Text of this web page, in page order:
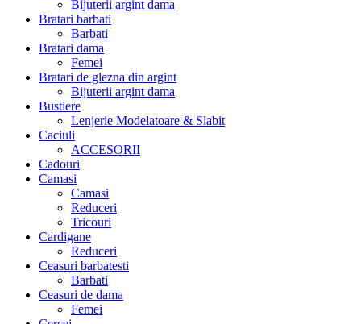
Bijuterii argint dama
Bratari barbati
Barbati
Bratari dama
Femei
Bratari de glezna din argint
Bijuterii argint dama
Bustiere
Lenjerie Modelatoare & Slabit
Caciuli
ACCESORII
Cadouri
Camasi
Camasi
Reduceri
Tricouri
Cardigane
Reduceri
Ceasuri barbatesti
Barbati
Ceasuri de dama
Femei